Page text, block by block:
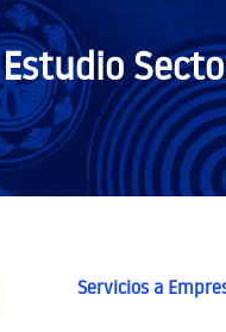
Estudio
Servicios a